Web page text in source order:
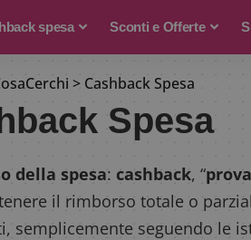
spesa Sconti e Offerte
> Cashback Spesa
Spesa
della spesa: cashback, “
il rimborso totale o
semplicemente seguendo le